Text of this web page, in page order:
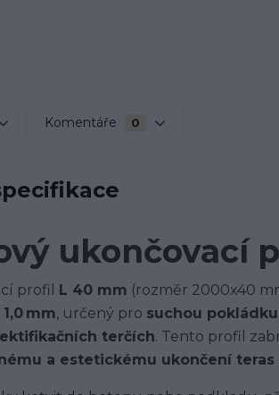
Komentáře 0
ukončovací
profil L 40 mm (rozměr 2000x40
1,0 mm, určený pro suchou
terčích. Tento profil
a estetickému ukončení teras